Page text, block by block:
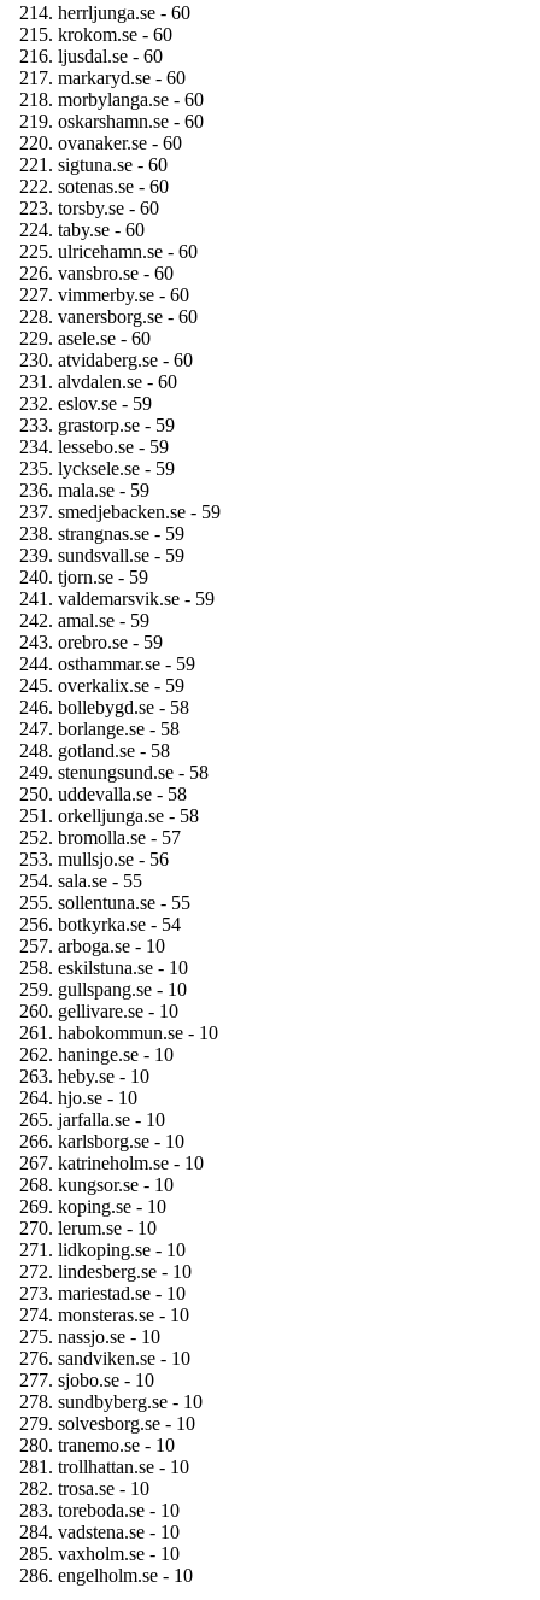
herrljunga.se - 60
krokom.se - 60
ljusdal.se - 60
markaryd.se - 60
morbylanga.se - 60
oskarshamn.se - 60
ovanaker.se - 60
sigtuna.se - 60
sotenas.se - 60
torsby.se - 60
taby.se - 60
ulricehamn.se - 60
vansbro.se - 60
vimmerby.se - 60
vanersborg.se - 60
asele.se - 60
atvidaberg.se - 60
alvdalen.se - 60
eslov.se - 59
grastorp.se - 59
lessebo.se - 59
lycksele.se - 59
mala.se - 59
smedjebacken.se - 59
strangnas.se - 59
sundsvall.se - 59
tjorn.se - 59
valdemarsvik.se - 59
amal.se - 59
orebro.se - 59
osthammar.se - 59
overkalix.se - 59
bollebygd.se - 58
borlange.se - 58
gotland.se - 58
stenungsund.se - 58
uddevalla.se - 58
orkelljunga.se - 58
bromolla.se - 57
mullsjo.se - 56
sala.se - 55
sollentuna.se - 55
botkyrka.se - 54
arboga.se - 10
eskilstuna.se - 10
gullspang.se - 10
gellivare.se - 10
habokommun.se - 10
haninge.se - 10
heby.se - 10
hjo.se - 10
jarfalla.se - 10
karlsborg.se - 10
katrineholm.se - 10
kungsor.se - 10
koping.se - 10
lerum.se - 10
lidkoping.se - 10
lindesberg.se - 10
mariestad.se - 10
monsteras.se - 10
nassjo.se - 10
sandviken.se - 10
sjobo.se - 10
sundbyberg.se - 10
solvesborg.se - 10
tranemo.se - 10
trollhattan.se - 10
trosa.se - 10
toreboda.se - 10
vadstena.se - 10
vaxholm.se - 10
engelholm.se - 10